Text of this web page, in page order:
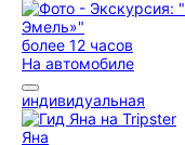
более 12 часов
На автомобиле
индивидуальная
Яна